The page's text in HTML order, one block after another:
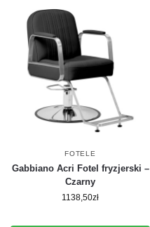
FOTELE
Gabbiano Acri Fotel fryzjerski –
Czarny
1138,50zł